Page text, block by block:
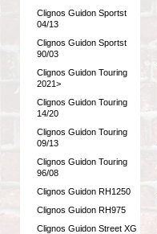
Clignos Guidon Sportst
04/13
Clignos Guidon Sportst
90/03
Clignos Guidon Touring
2021>
Clignos Guidon Touring
14/20
Clignos Guidon Touring
09/13
Clignos Guidon Touring
96/08
Clignos Guidon RH1250
Clignos Guidon RH975
Clignos Guidon Street XG